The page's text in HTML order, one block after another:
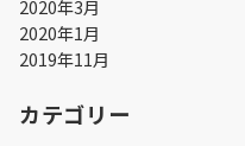
2020年3月
2020年1月
2019年11月
カテゴリー